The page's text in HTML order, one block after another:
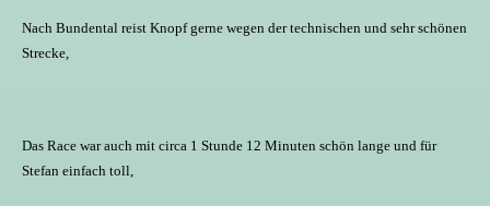
Nach Bundental reist Knopf gerne wegen der technischen und sehr schönen
Strecke,
Das Race war auch mit circa 1 Stunde 12 Minuten schön lange und für
Stefan einfach toll,